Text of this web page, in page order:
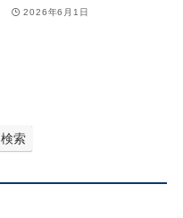
2026年6月1日
検索